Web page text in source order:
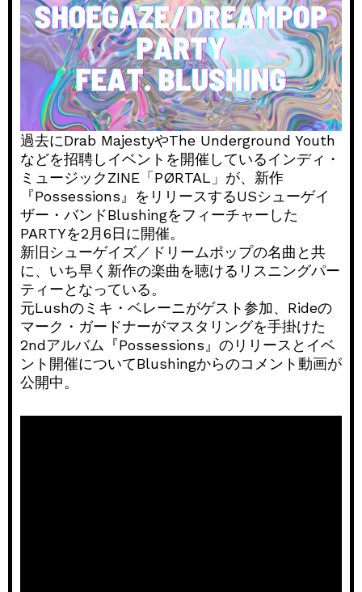
過去にDrab MajestyやThe Underground Youth
などを招聘しイベントを開催しているインディ・
ミュージックZINE「PØRTAL」が、新作
『Possessions』をリリースするUSシューゲイ
ザー・バンドBlushingをフィーチャーした
PARTYを2月6日に開催。
新旧シューゲイズ／ドリームポップの名曲と共
に、いち早く新作の楽曲を聴けるリスニングパー
ティーとなっている。
元Lushのミキ・ベレーニがゲスト参加、Rideの
マーク・ガードナーがマスタリングを手掛けた
2ndアルバム『Possessions』のリリースとイベ
ント開催についてBlushingからのコメント動画が
公開中。